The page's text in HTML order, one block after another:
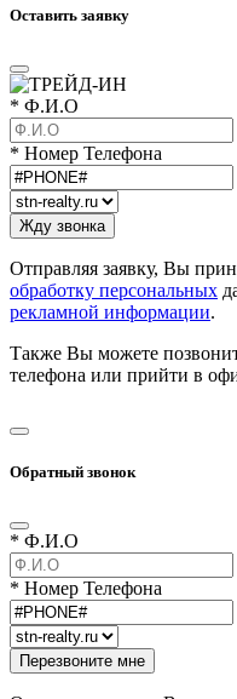
Оставить заявку
* Ф.И.О
* Номер Телефона
Отправляя заявку, Вы
обработку персональных
рекламной информации.
Также Вы можете
телефона или прийти в
Обратный звонок
* Ф.И.О
* Номер Телефона